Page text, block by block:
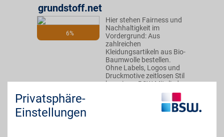
6%
grundstoff.net
Hier stehen Fairness und
Nachhaltigkeit im
Vordergrund: Aus
zahlreichen
Kleidungsartikeln aus Bio-
Baumwolle bestellen.
Ohne Labels, Logos und
Druckmotive zeitlosen Stil
beweisen. BSW-Mitglieder
Privatsphäre-
Einstellungen